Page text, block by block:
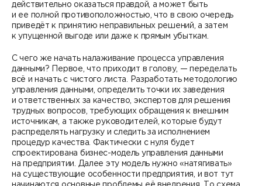
действительно оказаться правдой, а может быть
и ее полной противоположностью, что в свою очередь
приведёт к принятию неправильных решений, а затем
к упущенной выгоде или даже к прямым убыткам.
С чего же начать налаживание процесса управления
данными? Первое, что приходит в голову, — переделать
всё и начать с чистого листа. Разработать методологию
управления данными, определить точки их заведения
и ответственных за качество, экспертов для решения
трудных вопросов, требующих обращения к внешним
источникам, а также руководителей, которые будут
распределять нагрузку и следить за исполнением
процедур качества. Фактически с нуля будет
спроектирована бизнес-модель управления данными
на предприятии. Далее эту модель нужно «натягивать»
на существующие особенности предприятия, и вот тут
начинаются основные проблемы её внедрения. То схема